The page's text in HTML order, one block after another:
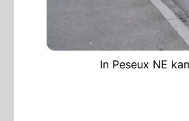
In Peseux NE